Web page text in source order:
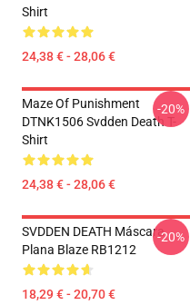
Shirt
24,38 € - 28,06 €
Maze Of Punishment
DTNK1506 Svdden Death T-
Shirt
24,38 € - 28,06 €
-20%
SVDDEN DEATH Máscara
Plana Blaze RB1212
18,29 € - 20,70 €
-20%